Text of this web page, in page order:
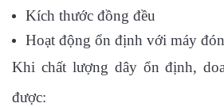
Kích thước đồng đều
Hoạt động ổn định với máy
Khi chất lượng dây ổn định,
được: